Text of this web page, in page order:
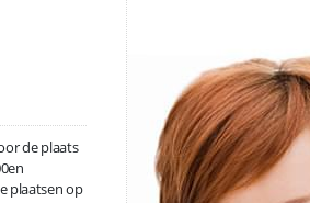
de plaats
plaatsen op